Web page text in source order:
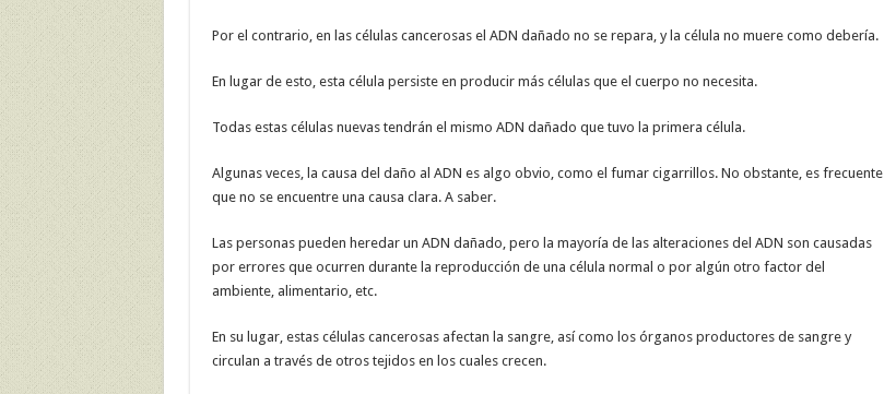
Por el contrario, en las células cancerosas el ADN dañado no se repara, y la célula no muere como debería.
En lugar de esto, esta célula persiste en producir más células que el cuerpo no necesita.
Todas estas células nuevas tendrán el mismo ADN dañado que tuvo la primera célula.
Algunas veces, la causa del daño al ADN es algo obvio, como el fumar cigarrillos. No obstante, es frecuente
que no se encuentre una causa clara. A saber.
Las personas pueden heredar un ADN dañado, pero la mayoría de las alteraciones del ADN son causadas
por errores que ocurren durante la reproducción de una célula normal o por algún otro factor del
ambiente, alimentario, etc.
En su lugar, estas células cancerosas afectan la sangre, así como los órganos productores de sangre y
circulan a través de otros tejidos en los cuales crecen.